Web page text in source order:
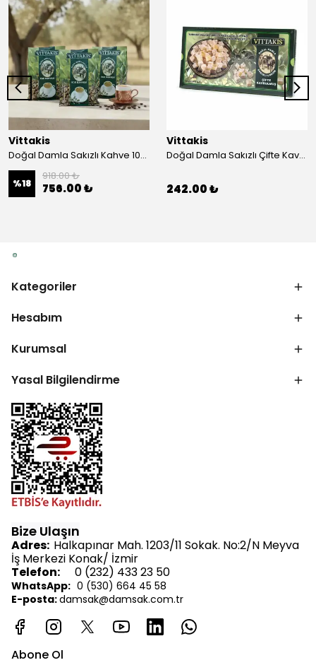
Vittakis
Doğal Damla Sakızlı Kahve 100 gr. EGE -3'lü Paket
%18
918.00 ₺
756.00 ₺
Vittakis
Doğal Damla Sakızlı Çifte Kavrulmuş Lokum 400 gr.
242.00 ₺
Kategoriler
Hesabım
Kurumsal
Yasal Bilgilendirme
Bize Ulaşın
Adres: Halkapınar Mah. 1203/11 Sokak. No:2/N Meyva
İş Merkezi Konak/ İzmir
Telefon: 0 (232) 433 23 50
WhatsApp: 0 (530) 664 45 58
E-posta:damsak@damsak.com.tr
Abone Ol